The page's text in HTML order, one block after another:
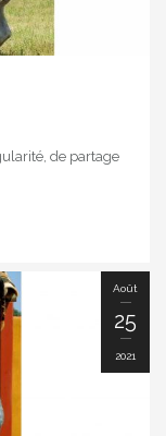
de partage
Août
25
2021